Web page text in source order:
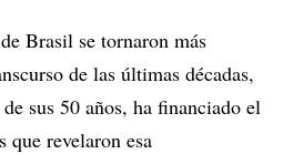
Brasil se tornaron más
de las últimas décadas,
sus 50 años, ha financiado el
que revelaron esa